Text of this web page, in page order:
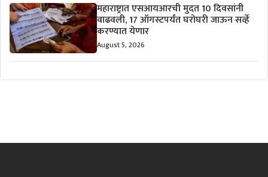
महाराष्ट्रात एसआयआरची मुदत 10 दिवसांनी
वाढवली, 17 ऑगस्टपर्यंत घरोघरी जाऊन सर्व्हे
करण्यात येणार
August 5, 2026